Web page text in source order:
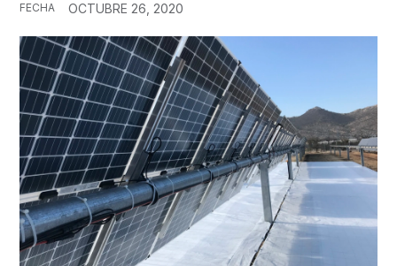
FECHA OCTUBRE 26, 2020